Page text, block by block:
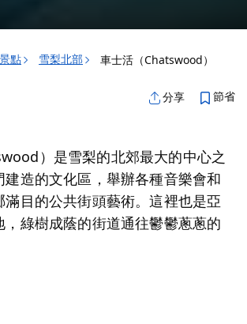
點 雪梨北部 車士活（Chatswood）
分享 節省
）是雪梨的北郊最大的中心之
造的文化區，舉辦各種音樂會和
目的公共街頭藝術。這裡也是亞
綠樹成蔭的街道通往鬱鬱蔥蔥的